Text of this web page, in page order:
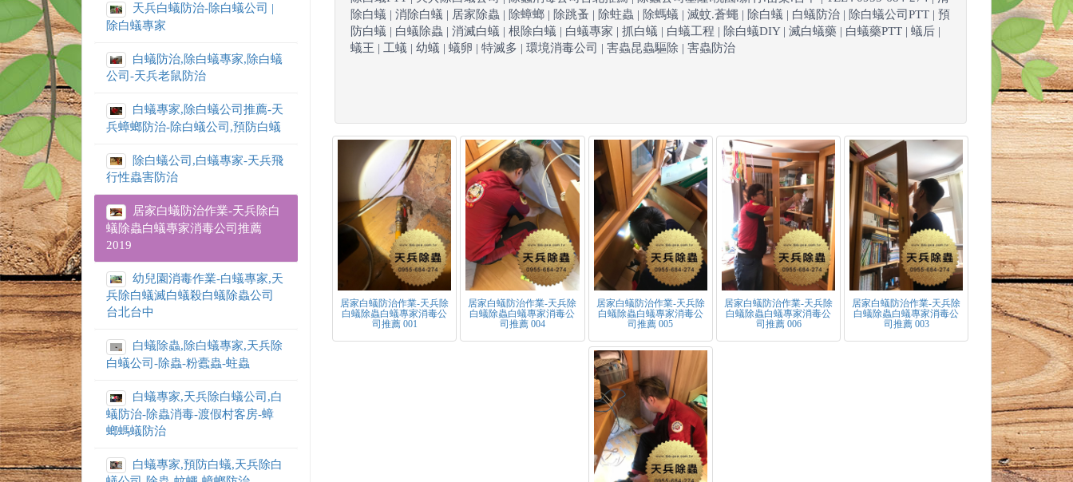
天兵白蟻防治-除白蟻公司 |
除白蟻專家
白蟻防治,除白蟻專家,除白蟻
公司-天兵老鼠防治
白蟻專家,除白蟻公司推薦-天
兵蟑螂防治-除白蟻公司,預防白蟻
除白蟻公司,白蟻專家-天兵飛
行性蟲害防治
居家白蟻防治作業-天兵除白
蟻除蟲白蟻專家消毒公司推薦
2019
幼兒園消毒作業-白蟻專家,天
兵除白蟻滅白蟻殺白蟻除蟲公司
台北台中
白蟻除蟲,除白蟻專家,天兵除
白蟻公司-除蟲-粉蠹蟲-蛀蟲
白蟻專家,天兵除白蟻公司,白
蟻防治-除蟲消毒-渡假村客房-蟑
螂螞蟻防治
白蟻專家,預防白蟻,天兵除白
除白蟻 | 消除白蟻 | 居家除蟲 | 除蟑螂 | 除跳蚤 | 除蛀蟲 | 除螞蟻 | 滅蚊.蒼蠅 | 除白蟻 | 白蟻防治 | 除白蟻公司PTT | 預
防白蟻 | 白蟻除蟲 | 消滅白蟻 | 根除白蟻 | 白蟻專家 | 抓白蟻 | 白蟻工程 | 除白蟻DIY | 滅白蟻藥 | 白蟻藥PTT | 蟻后 |
蟻王 | 工蟻 | 幼蟻 | 蟻卵 | 特滅多 | 環境消毒公司 | 害蟲昆蟲驅除 | 害蟲防治
居家白蟻防治作業-天兵除
白蟻除蟲白蟻專家消毒公
司推薦 001
居家白蟻防治作業-天兵除
白蟻除蟲白蟻專家消毒公
司推薦 004
居家白蟻防治作業-天兵除
白蟻除蟲白蟻專家消毒公
司推薦 005
居家白蟻防治作業-天兵除
白蟻除蟲白蟻專家消毒公
司推薦 006
居家白蟻防治作業-天兵除
白蟻除蟲白蟻專家消毒公
司推薦 003